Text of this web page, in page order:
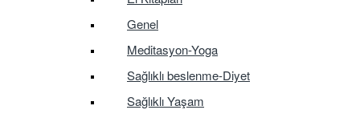
Genel
Meditasyon-Yoga
Sağlıklı beslenme-Diyet
Sağlıklı Yaşam